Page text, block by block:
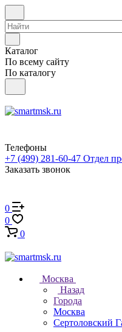
Каталог
По всему сайту
По каталогу
Телефоны
+7 (499) 281-60-47 Отдел
Заказать звонок
0
0
0
Москва
Назад
Города
Москва
Сертоловский